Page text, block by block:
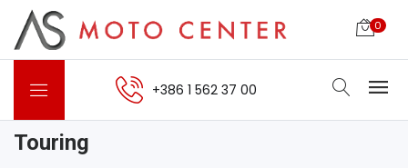
0
+386 1 562 37 00
Touring